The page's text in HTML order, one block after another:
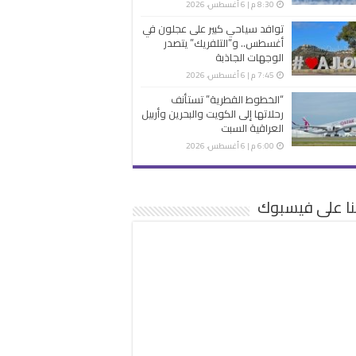
8:30 م | 6 أغسطس، 2026
توافد سياحي كبير على عجلون في
أغسطس.. و”التلفريك” يتصدر
الوجهات الجاذبة
7:45 م | 6 أغسطس، 2026
“الخطوط القطرية” تستأنف
رحلاتها إلى الكويت والبحرين وأربيل
العراقية السبت
6:00 م | 6 أغسطس، 2026
على فيسبوك